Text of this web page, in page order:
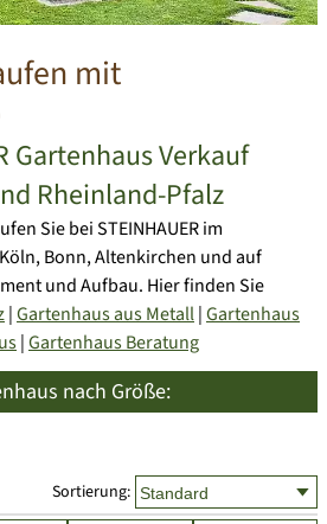
mit
Gartenhaus Verkauf
Rheinland-Pfalz
Sie bei STEINHAUER im
Bonn, Altenkirchen und auf
und Aufbau. Hier finden Sie
|Gartenhaus aus Metall|Gartenhaus
|Gartenhaus Beratung
nach Größe:
Sortierung: